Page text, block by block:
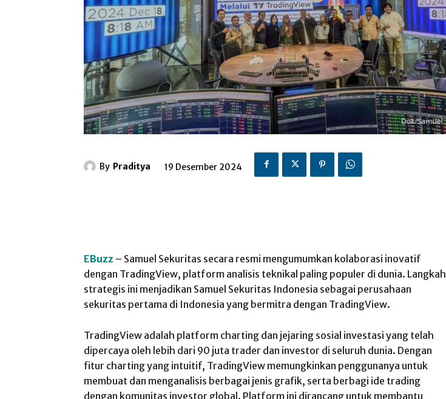
By Praditya 19 Desember 2024
EBuzz – Samuel Sekuritas secara resmi mengumumkan kolaborasi inovatif
dengan TradingView, platform analisis teknikal paling populer di dunia. Langkah
strategis ini menjadikan Samuel Sekuritas Indonesia sebagai perusahaan
sekuritas pertama di Indonesia yang bermitra dengan TradingView.
TradingView adalah platform charting dan jejaring sosial investasi yang telah
dipercaya oleh lebih dari 90 juta trader dan investor di seluruh dunia. Dengan
fitur charting yang intuitif, TradingView memungkinkan penggunanya untuk
membuat dan menganalisis berbagai jenis grafik, serta berbagi ide trading
dengan komunitas investor global. Platform ini dirancang untuk membantu